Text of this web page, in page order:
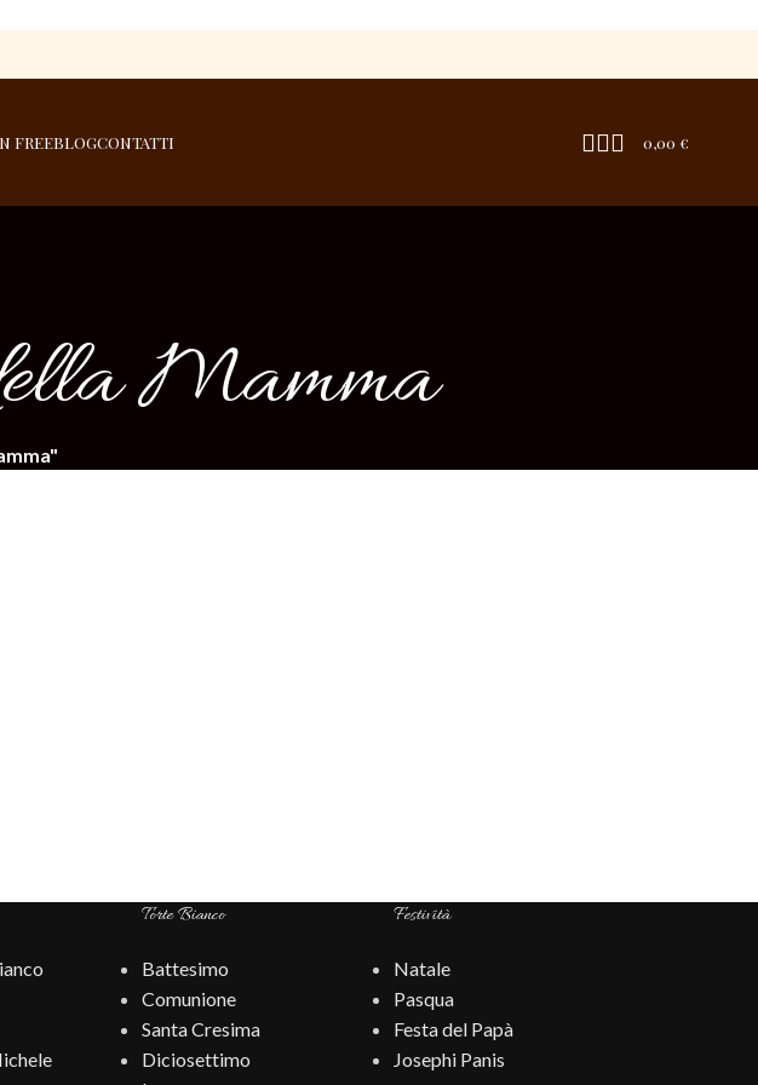
FREEBLOGCONTATTI 0,00 €
Mamma
Torte Bianco
Battesimo
Comunione
Santa Cresima
Diciosettimo
Festività
Natale
Pasqua
Festa del Papà
Josephi Panis